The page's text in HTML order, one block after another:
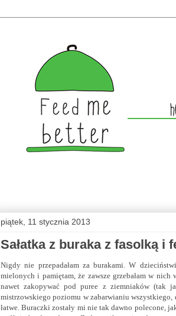
piątek, 11 stycznia 2013
Sałatka z buraka z fasolką i
Nigdy nie przepadałam za burakami. W
mielonych i pamiętam, że zawsze grzebałam w nich
nawet zakopywać pod puree z ziemniaków
mistrzowskiego poziomu w zabarwianiu
łatwe. Buraczki zostały mi nie tak dawno polecone,